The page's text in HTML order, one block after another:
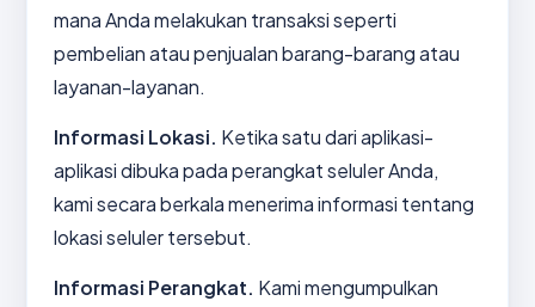
mana Anda melakukan transaksi seperti
pembelian atau penjualan barang-barang atau
layanan-layanan.
Informasi Lokasi. Ketika satu dari aplikasi-
aplikasi dibuka pada perangkat seluler Anda,
kami secara berkala menerima informasi tentang
lokasi seluler tersebut.
Informasi Perangkat. Kami mengumpulkan